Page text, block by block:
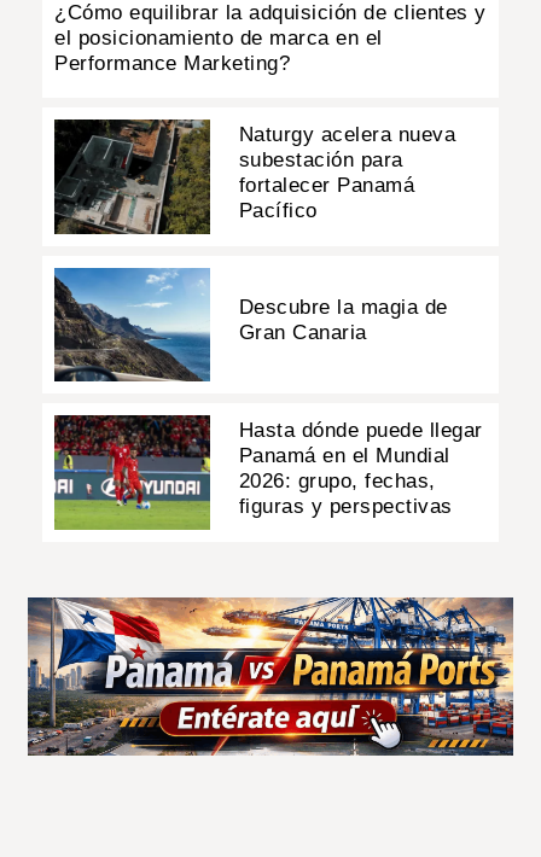
¿Cómo equilibrar la adquisición de clientes y
el posicionamiento de marca en el
Performance Marketing?
Naturgy acelera nueva
subestación para
fortalecer Panamá
Pacífico
Descubre la magia de
Gran Canaria
Hasta dónde puede llegar
Panamá en el Mundial
2026: grupo, fechas,
figuras y perspectivas